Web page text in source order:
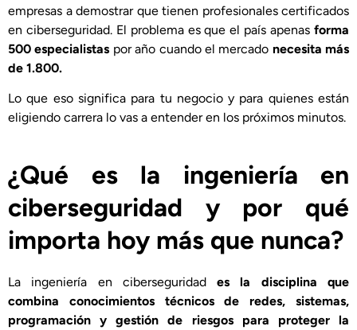
empresas a demostrar que tienen profesionales certificados
en ciberseguridad. El problema es que el país apenas forma
500 especialistas por año cuando el mercado necesita más
de 1.800.
Lo que eso significa para tu negocio y para quienes están
eligiendo carrera lo vas a entender en los próximos minutos.
¿Qué es la ingeniería en
ciberseguridad y por qué
importa hoy más que nunca?
La ingeniería en ciberseguridades la disciplina que
combina conocimientos técnicos de redes, sistemas,
programación y gestión de riesgos para proteger la